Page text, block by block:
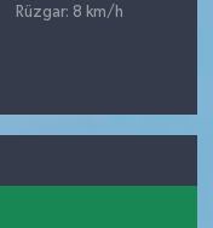
Rüzgar: 8 km/h